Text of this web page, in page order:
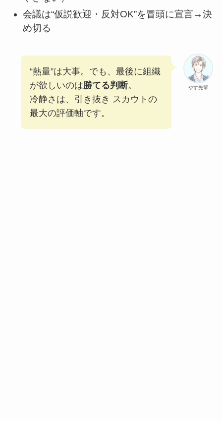
会議は“仮説歓迎・反対OK”を冒頭に宣言→決
め切る
やす先輩
“熱量”は大事。でも、最後に組織
が欲しいのは勝てる判断。
冷静さは、引き抜き スカウトの
最大の評価軸です。